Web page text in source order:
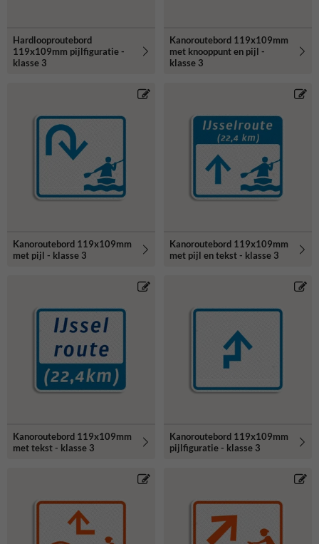
Hardlooproutebord
119x109mm pijlfiguratie -
klasse 3
Kanoroutebord 119x109mm
met knooppunt en pijl -
klasse 3
Kanoroutebord 119x109mm
met pijl - klasse 3
Kanoroutebord 119x109mm
met pijl en tekst - klasse 3
Kanoroutebord 119x109mm
met tekst - klasse 3
Kanoroutebord 119x109mm
pijlfiguratie - klasse 3